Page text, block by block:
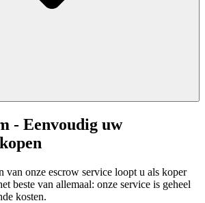
- Eenvoudig uw
van onze escrow service loopt u als koper
beste van allemaal: onze service is geheel
kosten.